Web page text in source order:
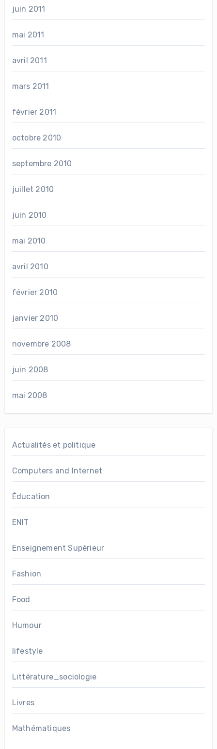
juin 2011
mai 2011
avril 2011
mars 2011
février 2011
octobre 2010
septembre 2010
juillet 2010
juin 2010
mai 2010
avril 2010
février 2010
janvier 2010
novembre 2008
juin 2008
mai 2008
Actualités et politique
Computers and Internet
Éducation
ENIT
Enseignement Supérieur
Fashion
Food
Humour
lifestyle
Littérature_sociologie
Livres
Mathématiques